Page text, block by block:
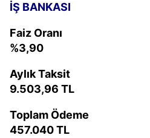
İŞ BANKASI
Faiz Oranı
%3,90
Aylık Taksit
9.503,96 TL
Toplam Ödeme
457.040 TL